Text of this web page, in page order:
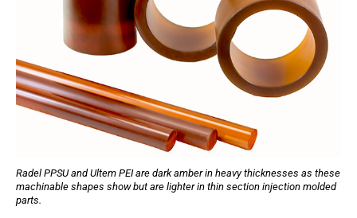
Radel PPSU and Ultem PEI are dark amber in heavy thicknesses as these
machinable shapes show but are lighter in thin section injection molded
parts.